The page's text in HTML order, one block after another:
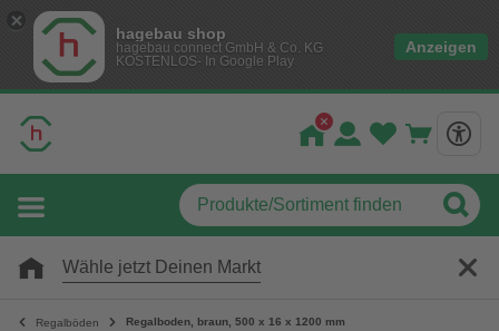
hagebau shop
hagebau connect GmbH & Co. KG
KOSTENLOS- In Google Play
Anzeigen
Wähle jetzt Deinen Markt
Regalböden Regalboden, braun, 500 x 16 x 1200 mm